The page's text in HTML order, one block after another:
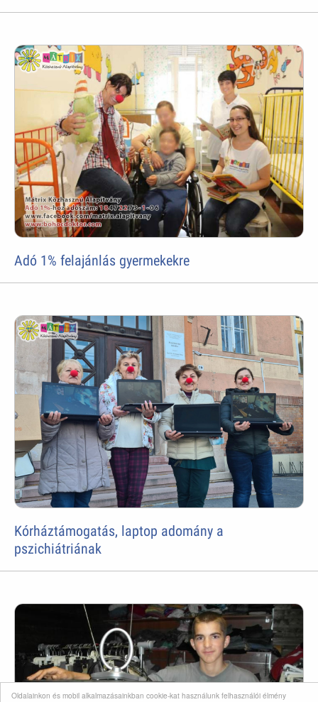
Oldalainkon és mobil alkalmazásainkban cookie-kat használunk felhasználói élmény
Adó 1% felajánlás gyermekekre
Kórháztámogatás, laptop adomány a
pszichiátriának